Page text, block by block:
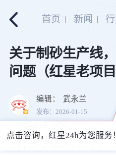
首页 新闻
关于制砂生产线
问题（红星老项
编辑： 武永兰
发布：2026-01-15
点击咨询，红星24h为您服务！